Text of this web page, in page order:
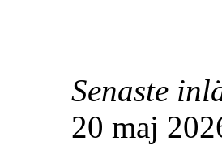
Senaste
20 maj